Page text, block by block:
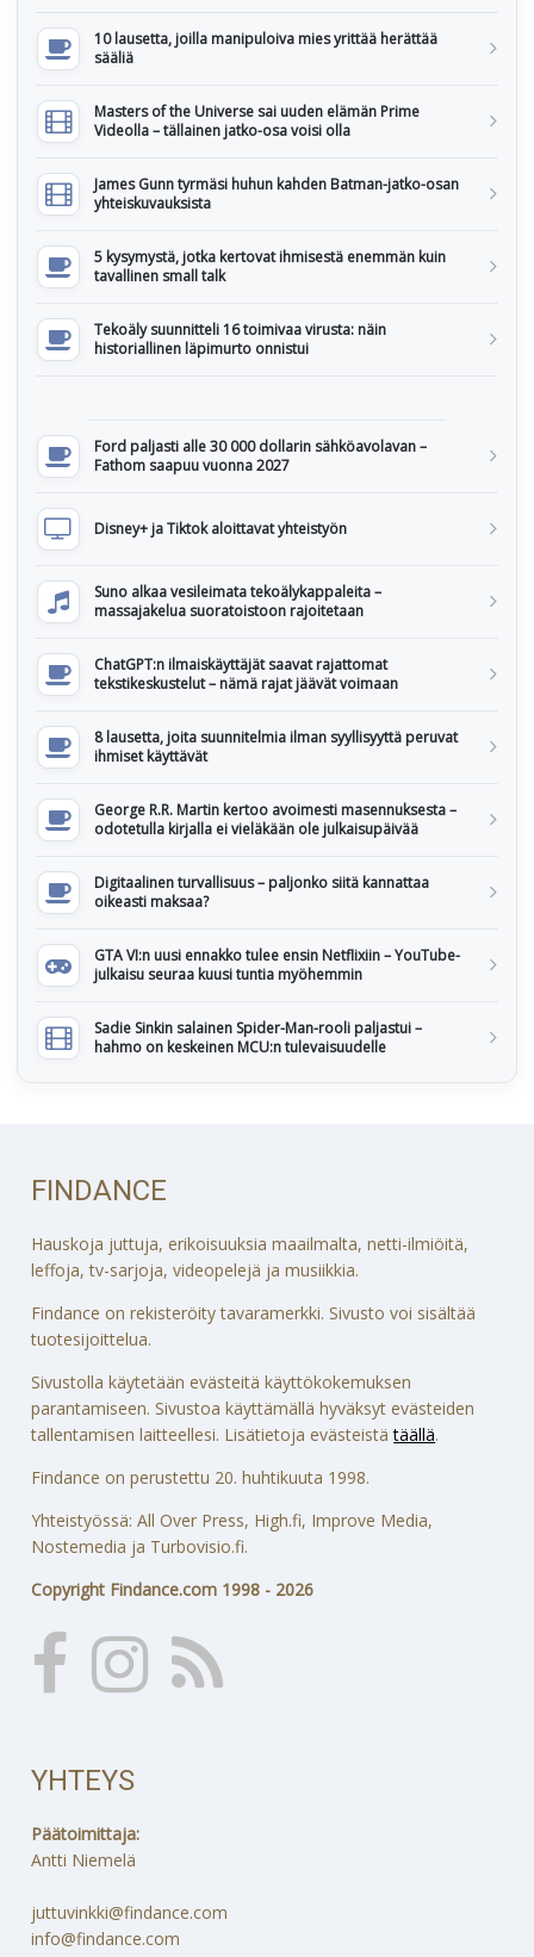
10 lausetta, joilla manipuloiva mies yrittää herättää
sääliä
Masters of the Universe sai uuden elämän Prime
Videolla – tällainen jatko-osa voisi olla
James Gunn tyrmäsi huhun kahden Batman-jatko-osan
yhteiskuvauksista
5 kysymystä, jotka kertovat ihmisestä enemmän kuin
tavallinen small talk
Tekoäly suunnitteli 16 toimivaa virusta: näin
historiallinen läpimurto onnistui
Ford paljasti alle 30 000 dollarin sähköavolavan –
Fathom saapuu vuonna 2027
Disney+ ja Tiktok aloittavat yhteistyön
Suno alkaa vesileimata tekoälykappaleita –
massajakelua suoratoistoon rajoitetaan
ChatGPT:n ilmaiskäyttäjät saavat rajattomat
tekstikeskustelut – nämä rajat jäävät voimaan
8 lausetta, joita suunnitelmia ilman syyllisyyttä peruvat
ihmiset käyttävät
George R.R. Martin kertoo avoimesti masennuksesta –
odotetulla kirjalla ei vieläkään ole julkaisupäivää
Digitaalinen turvallisuus – paljonko siitä kannattaa
oikeasti maksaa?
GTA VI:n uusi ennakko tulee ensin Netflixiin – YouTube-
julkaisu seuraa kuusi tuntia myöhemmin
Sadie Sinkin salainen Spider-Man-rooli paljastui –
hahmo on keskeinen MCU:n tulevaisuudelle
FINDANCE
Hauskoja juttuja, erikoisuuksia maailmalta, netti-ilmiöitä,
leffoja, tv-sarjoja, videopelejä ja musiikkia.
Findance on rekisteröity tavaramerkki. Sivusto voi sisältää
tuotesijoittelua.
Sivustolla käytetään evästeitä käyttökokemuksen
parantamiseen. Sivustoa käyttämällä hyväksyt evästeiden
tallentamisen laitteellesi. Lisätietoja evästeistätäällä.
Findance on perustettu 20. huhtikuuta 1998.
Yhteistyössä: All Over Press, High.fi, Improve Media,
Nostemedia ja Turbovisio.fi.
Copyright Findance.com 1998 - 2026
YHTEYS
Päätoimittaja:
Antti Niemelä
juttuvinkki@findance.com
info@findance.com